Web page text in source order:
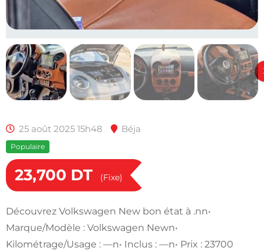
25 août 2025 15h48 Béja
Populaire
23,700 DT (Fixe)
Découvrez Volkswagen New bon état à .nn•
Marque/Modèle : Volkswagen Newn•
Kilométrage/Usage : —n• Inclus : —n• Prix : 23700